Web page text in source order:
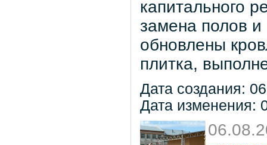
капитального
замена полов
обновлены
плитка,
Дата создания:
Дата изменения: